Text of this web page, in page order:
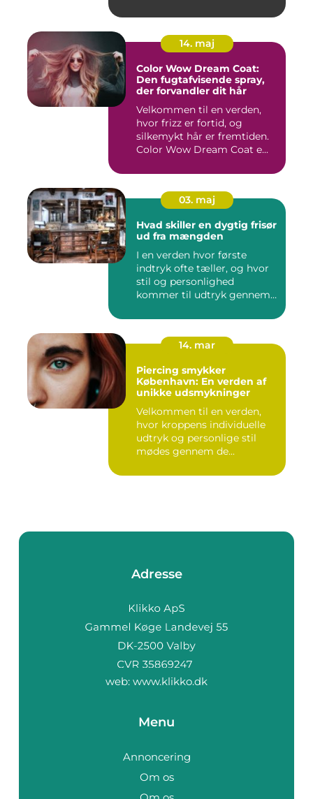
14. maj
Color Wow Dream Coat:
Den fugtafvisende spray,
der forvandler dit hår
Velkommen til en verden,
hvor frizz er fortid, og
silkemykt hår er fremtiden.
Color Wow Dream Coat e...
03. maj
Hvad skiller en dygtig frisør
ud fra mængden
I en verden hvor første
indtryk ofte tæller, og hvor
stil og personlighed
kommer til udtryk gennem
14. mar
Piercing smykker
København: En verden af
unikke udsmykninger
Velkommen til en verden,
hvor kroppens individuelle
udtryk og personlige stil
mødes gennem de...
Adresse
web: www.klikko.dk
Menu
Annoncering
Om os